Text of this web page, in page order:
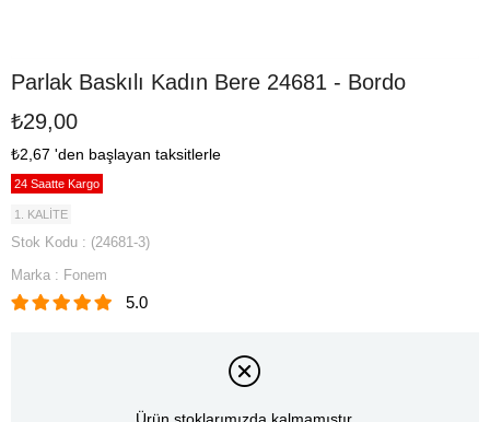
Parlak Baskılı Kadın Bere 24681 - Bordo
₺29,00
₺2,67 'den başlayan taksitlerle
24 Saatte Kargo
1. KALİTE
Stok Kodu
(24681-3)
Marka : Fonem
5.0